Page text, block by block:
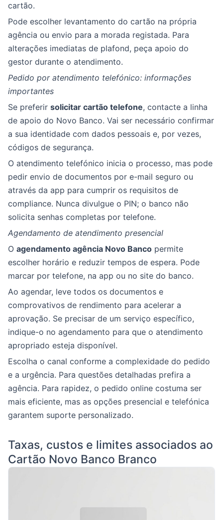
cartão.
Pode escolher levantamento do cartão na própria
agência ou envio para a morada registada. Para
alterações imediatas de plafond, peça apoio do
gestor durante o atendimento.
Pedido por atendimento telefónico: informações
importantes
Se preferir solicitar cartão telefone, contacte a linha
de apoio do Novo Banco. Vai ser necessário confirmar
a sua identidade com dados pessoais e, por vezes,
códigos de segurança.
O atendimento telefónico inicia o processo, mas pode
pedir envio de documentos por e-mail seguro ou
através da app para cumprir os requisitos de
compliance. Nunca divulgue o PIN; o banco não
solicita senhas completas por telefone.
Agendamento de atendimento presencial
O agendamento agência Novo Banco permite
escolher horário e reduzir tempos de espera. Pode
marcar por telefone, na app ou no site do banco.
Ao agendar, leve todos os documentos e
comprovativos de rendimento para acelerar a
aprovação. Se precisar de um serviço específico,
indique-o no agendamento para que o atendimento
apropriado esteja disponível.
Escolha o canal conforme a complexidade do pedido
e a urgência. Para questões detalhadas prefira a
agência. Para rapidez, o pedido online costuma ser
mais eficiente, mas as opções presencial e telefónica
garantem suporte personalizado.
Taxas, custos e limites associados ao
Cartão Novo Banco Branco